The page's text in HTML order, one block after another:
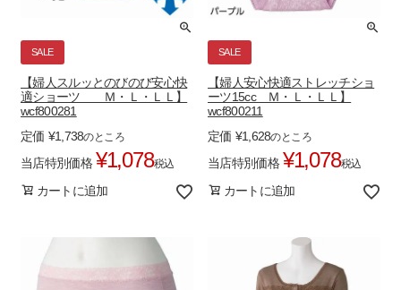
SALE
【婦人スルッとのびのび安心快
適ショーツ Ｍ・Ｌ・ＬＬ】
wcf800281
定価 ¥1,738のところ
当店特別価格 ¥1,078税込
カートに追加
SALE
【婦人安心快適ストレッチショ
ーツ15cc Ｍ・Ｌ・ＬＬ】
wcf800211
定価 ¥1,628のところ
当店特別価格 ¥1,078税込
カートに追加